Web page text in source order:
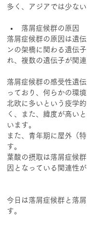
多く、アジアでは少な
落屑症候群の原因
落屑症候群の原因は遺
ンの架橋に関わる遺伝
れ、複数の遺伝子が関
落屑症候群の感受性遺
っており、何らかの環
北欧に多いという疫学
く、また、緯度が高い
います。
また、青年期に屋外（
す。
葉酸の摂取は落屑症候
因となっている関連性
今日は落屑症候群と落
す。